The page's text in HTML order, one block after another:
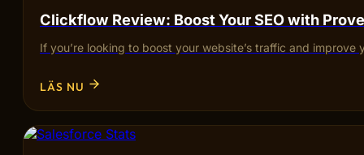
Clickflow Review: Boost Your SEO with
If you’re looking to boost your website’s traffic and
LÄS NU